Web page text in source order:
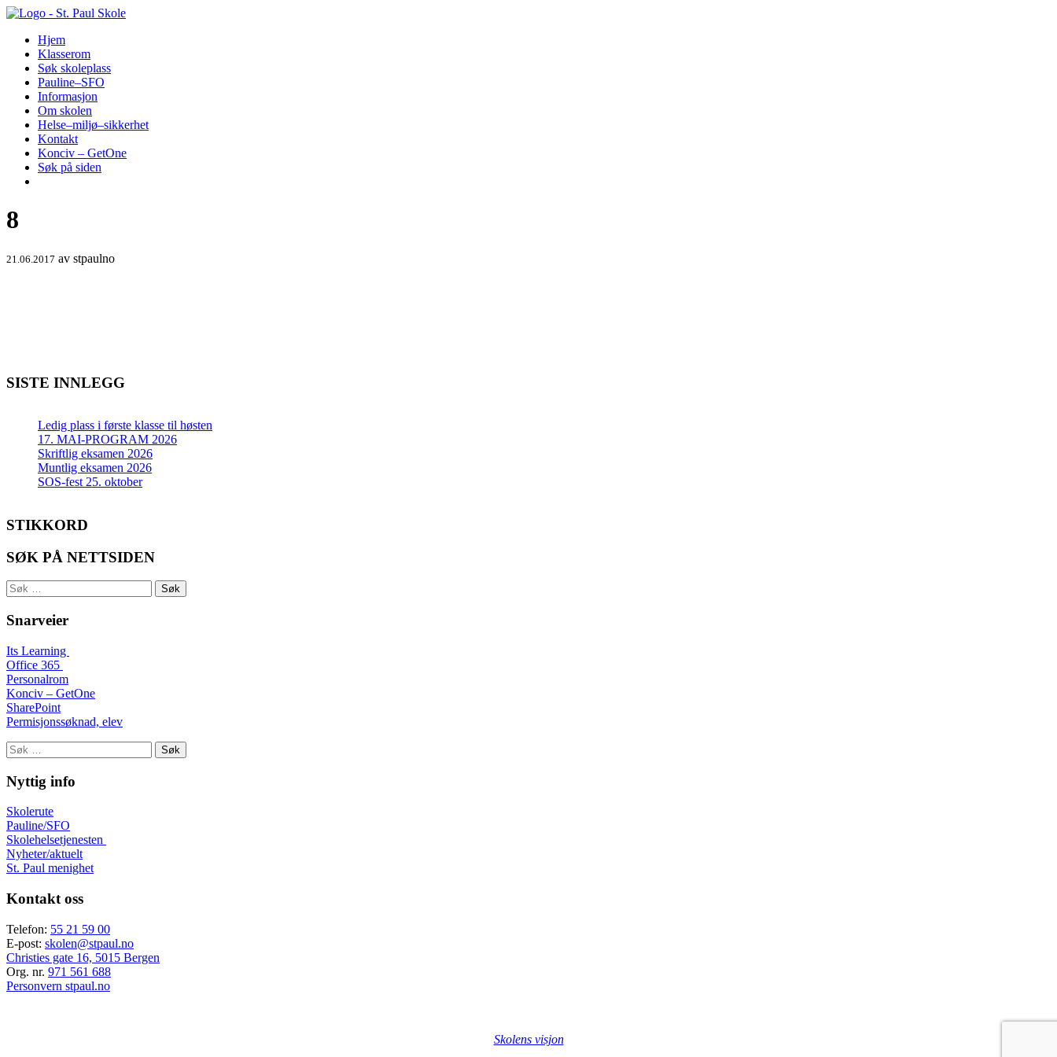
Hopp
innholdHjem
Klasserom
Søk skoleplass
Pauline–SFO
Informasjon
Om skolen
Helse–miljø–sikkerhet
Kontakt
Konciv – GetOne
Søk på siden
8
21.06.2017 av stpaulno
SISTE INNLEGG
Ledig plass i første klasse til høsten
17. MAI-PROGRAM 2026
Skriftlig eksamen 2026
Muntlig eksamen 2026
SOS-fest 25. oktober
STIKKORD
SØK PÅ NETTSIDEN
Søk
etter:
Snarveier
Its Learning
Office 365
Personalrom
Konciv – GetOne
SharePoint
Permisjonssøknad, elev
Søk
etter:
Nyttig info
Skolerute
Pauline/SFO
Skolehelsetjenesten
Nyheter/aktuelt
St. Paul menighet
Kontakt oss
Telefon: 55 21 59 00
E-post: skolen@stpaul.no
Christies gate 16, 5015 Bergen
Org. nr. 971 561 688
Personvern stpaul.no
Skolens visjon